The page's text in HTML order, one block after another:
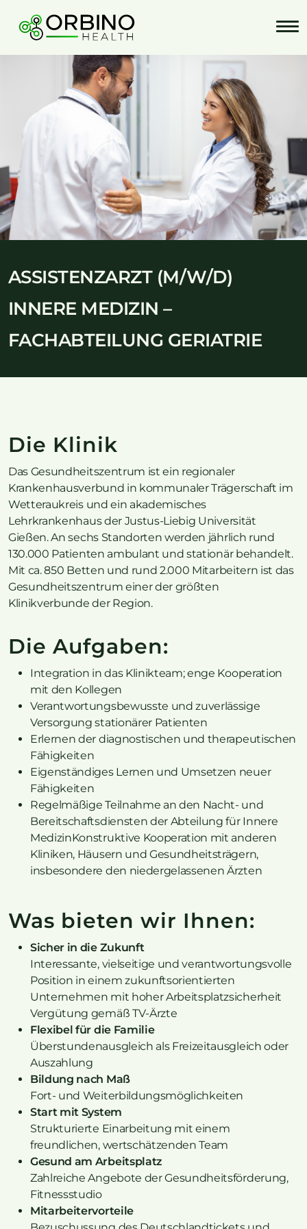
content
ASSISTENZARZT (M/W/D)
INNERE MEDIZIN –
FACHABTEILUNG GERIATRIE
Die Klinik
Das Gesundheitszentrum ist ein regionaler
Krankenhausverbund in kommunaler Trägerschaft im
Wetteraukreis und ein akademisches
Lehrkrankenhaus der Justus-Liebig Universität
Gießen. An sechs Standorten werden jährlich rund
130.000 Patienten ambulant und stationär behandelt.
Mit ca. 850 Betten und rund 2.000 Mitarbeitern ist das
Gesundheitszentrum einer der größten
Klinikverbunde der Region.
Die Aufgaben:
Integration in das Klinikteam; enge Kooperation
mit den Kollegen
Verantwortungsbewusste und zuverlässige
Versorgung stationärer Patienten
Erlernen der diagnostischen und therapeutischen
Fähigkeiten
Eigenständiges Lernen und Umsetzen neuer
Fähigkeiten
Regelmäßige Teilnahme an den Nacht- und
Bereitschaftsdiensten der Abteilung für Innere
MedizinKonstruktive Kooperation mit anderen
Kliniken, Häusern und Gesundheitsträgern,
insbesondere den niedergelassenen Ärzten
Was bieten wir Ihnen:
Sicher in die Zukunft
Interessante, vielseitige und verantwortungsvolle
Position in einem zukunftsorientierten
Unternehmen mit hoher Arbeitsplatzsicherheit
Vergütung gemäß TV-Ärzte
Flexibel für die Familie
Überstundenausgleich als Freizeitausgleich oder
Auszahlung
Bildung nach Maß
Fort- und Weiterbildungsmöglichkeiten
Start mit System
Strukturierte Einarbeitung mit einem
freundlichen, wertschätzenden Team
Gesund am Arbeitsplatz
Zahlreiche Angebote der Gesundheitsförderung,
Fitnessstudio
Mitarbeitervorteile